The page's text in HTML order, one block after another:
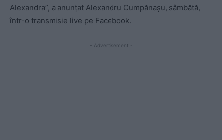
Alexandra”, a anunțat Alexandru Cumpănașu, sâmbătă,
într-o transmisie live pe Facebook.
- Advertisement -